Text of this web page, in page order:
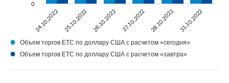
24.10.2022 25.10.2022 26.10.2022 27.10.2022 28.10.2022 31.10.2022
0
● Объем торгов ETC по доллару США с расчетом «сегодня»
● Объем торгов ETC по доллару США с расчетом «завтра»